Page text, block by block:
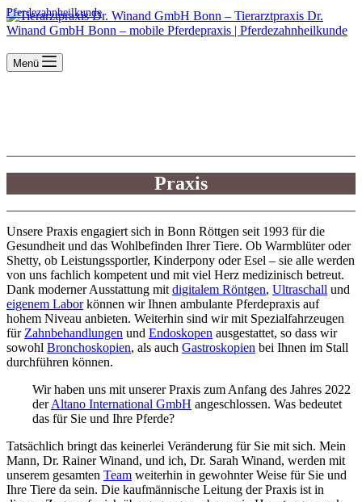
Pferdezahnheilkunde
Menü
Praxis
Unsere Praxis engagiert sich in Bonn Röttgen seit 1993 für die
Gesundheit und das Wohlbefinden Ihrer Tiere. Ob Warmblüter oder
Shetty, ob Leistungssportler, Kinderpony oder Esel – sie alle werden
von uns fachlich kompetent und mit viel Herz medizinisch betreut.
Dank moderner Ausstattung mit digitalem Röntgen, Ultraschall und
eigenem Laborkönnen wir Ihnen ambulante Pferdepraxis auf
hohem Niveau anbieten. Weiterhin sind wir mit Spezialfahrzeugen
für Zahnbehandlungen und Endoskopen ausgestattet, so dass wir
sowohl Bronchoskopien, als auch Gastroskopien bei Ihnen im Stall
durchführen können.
Wir haben uns mit unserer Praxis zum Anfang des Jahres 2022
derAltano International GmbH angeschlossen. Was bedeutet
das für Sie und Ihre Pferde?
Tatsächlich bringt das keinerlei Veränderung für Sie mit sich. Mein
Mann, Dr. Rainer Winand, und ich, Dr. Sarah Winand, werden mit
unserem gesamten Team weiterhin in gewohnter Weise für Sie und
Ihre Tiere da sein. Die kaufmännische Leitung der Praxis ist in